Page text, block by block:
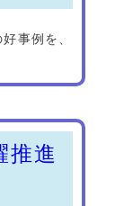
事例を、
推進